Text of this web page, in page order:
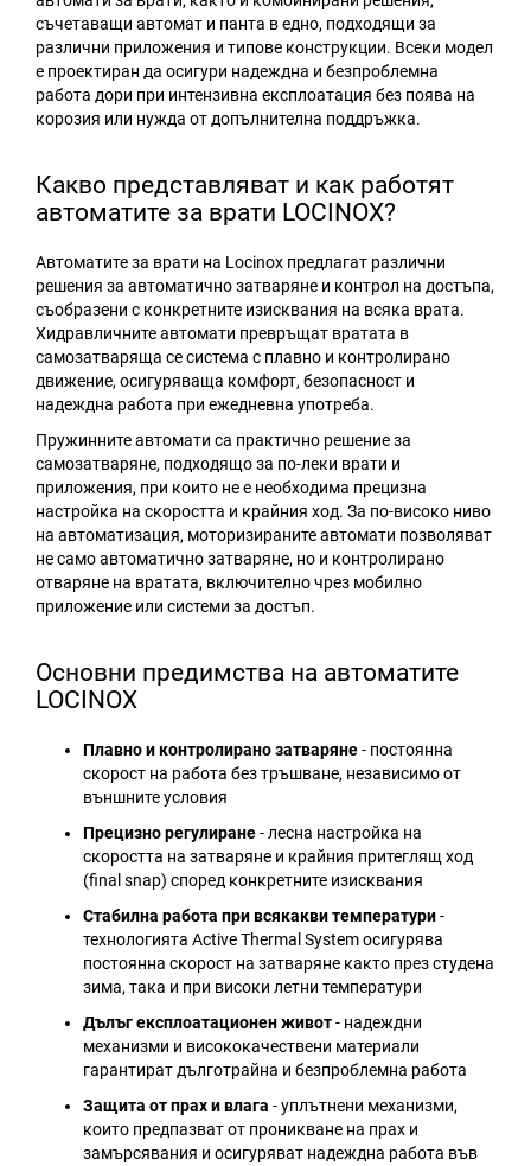
съчетаващи автомат и панта в едно, подходящи за
различни приложения и типове конструкции. Всеки модел
е проектиран да осигури надеждна и безпроблемна
работа дори при интензивна експлоатация без поява на
корозия или нужда от допълнителна поддръжка.
Какво представляват и как работят
автоматите за врати LOCINOX?
Автоматите за врати на Locinox предлагат различни
решения за автоматично затваряне и контрол на достъпа,
съобразени с конкретните изисквания на всяка врата.
Хидравличните автомати превръщат вратата в
самозатваряща се система с плавно и контролирано
движение, осигуряваща комфорт, безопасност и
надеждна работа при ежедневна употреба.
Пружинните автомати са практично решение за
самозатваряне, подходящо за по-леки врати и
приложения, при които не е необходима прецизна
настройка на скоростта и крайния ход. За по-високо ниво
на автоматизация, моторизираните автомати позволяват
не само автоматично затваряне, но и контролирано
отваряне на вратата, включително чрез мобилно
приложение или системи за достъп.
Основни предимства на автоматите
LOCINOX
Плавно и контролирано затваряне- постоянна
скорост на работа без тръшване, независимо от
външните условия
Прецизно регулиране- лесна настройка на
скоростта на затваряне и крайния притеглящ ход
(final snap) според конкретните изисквания
Стабилна работа при всякакви температури-
технологията Active Thermal System осигурява
постоянна скорост на затваряне както през студена
зима, така и при високи летни температури
Дълъг експлоатационен живот- надеждни
механизми и висококачествени материали
гарантират дълготрайна и безпроблемна работа
Защита от прах и влага - уплътнени механизми,
които предпазват от проникване на прах и
замърсявания и осигуряват надеждна работа във